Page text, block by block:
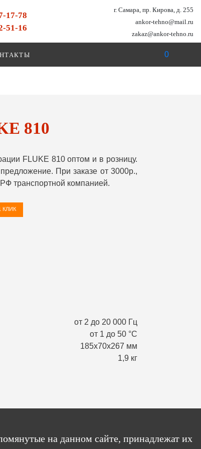
17-78
51-16
г. Самара, пр. Кирова, д. 255
ankor-tehno@mail.ru
zakaz@ankor-tehno.ru
0
810
FLUKE 810 оптом и в розницу.
При заказе от 3000р.,
транспортной компанией.
КЛИК
от 2 до 20 000 Гц
от 1 до 50 °С
185х70х267 мм
1,9 кг
на данном сайте, принадлежат их